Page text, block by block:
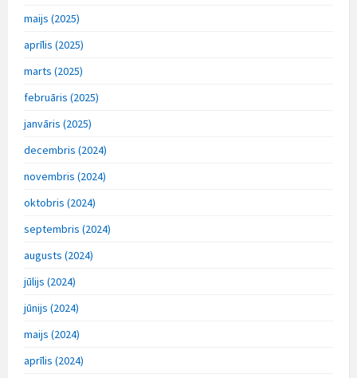
maijs (2025)
aprīlis (2025)
marts (2025)
februāris (2025)
janvāris (2025)
decembris (2024)
novembris (2024)
oktobris (2024)
septembris (2024)
augusts (2024)
jūlijs (2024)
jūnijs (2024)
maijs (2024)
aprīlis (2024)